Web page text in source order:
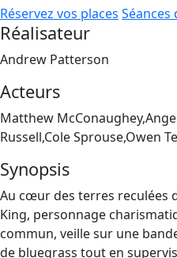
Réservez vos places
Réalisateur
Andrew Patterson
Acteurs
Matthew
Russell,Cole Sprouse,Owen
Synopsis
Au cœur des terres reculées
King, personnage
commun, veille sur une
de bluegrass tout en